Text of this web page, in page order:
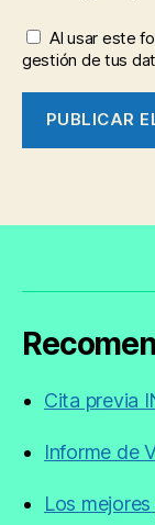
Al usar este
gestión de tus
Cita previa
Informe de
Los